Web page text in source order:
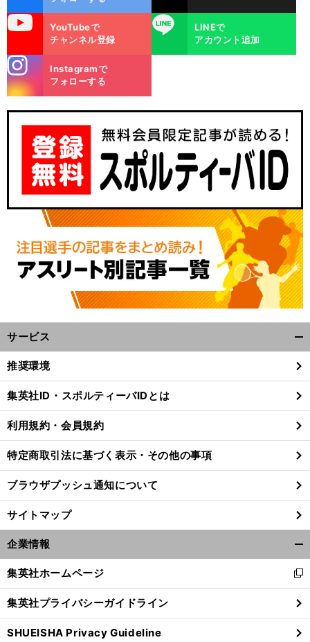
、
、
、
前
YouTubeで
チャンネル登録
LINE
LINEで
アカウント追加
m
Instagramで
フォローする
サービス
閉
る
推奨環境
集英社ID・スポルティーバIDとは
利用規約・会員規約
特定商取引法に基づく表示・その他の事項
ブラウザプッシュ通知について
サイトマップ
企業情報
閉
る
集英社ホームページ
新
し
い
ウ
ィ
集英社プライバシーガイドライン
SHUEISHA Privacy Guideline